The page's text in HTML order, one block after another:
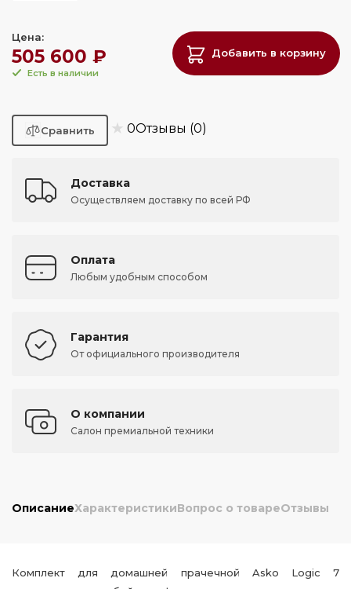
Цена:
505 600 ₽
Есть в наличии
Добавить в корзину
★ 0Отзывы (0)
Доставка
Осуществляем доставку по всей РФ
Оплата
Любым удобным способом
Гарантия
От официального производителя
О компании
Салон премиальной техники
ОписаниеХарактеристикиВопрос о товареОтзывы
Комплект для домашней прачечной Asko Logic 7